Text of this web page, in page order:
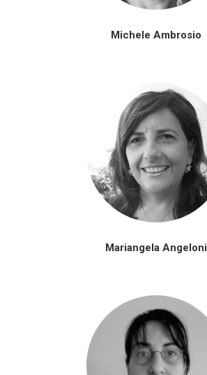
Michele Ambrosio
Mariangela Angeloni